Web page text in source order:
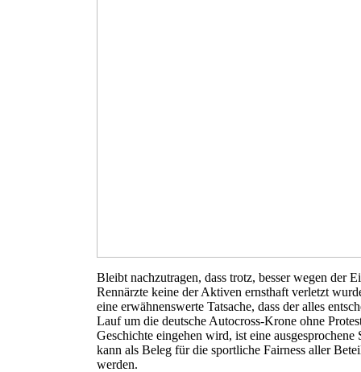
Bleibt nachzutragen, dass trotz, besser wegen der
Rennärzte keine der Aktiven ernsthaft verletzt
eine erwähnenswerte Tatsache, dass der alles
Lauf um die deutsche Autocross-Krone ohne
Geschichte eingehen wird, ist eine ausgesprochene
kann als Beleg für die sportliche Fairness aller
werden.